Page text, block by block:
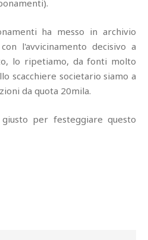
ha messo in archivio
l'avvicinamento decisivo a
lo ripetiamo, da fonti molto
scacchiere societario siamo a
da quota 20mila.
per festeggiare questo